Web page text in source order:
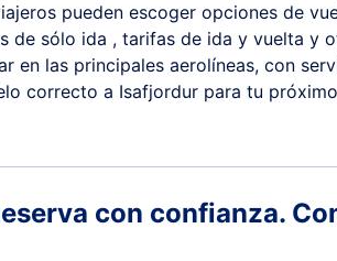
pueden escoger opciones de
de sólo ida , tarifas de ida y vuelta y
en las principales aerolíneas, con
correcto a Isafjordur para tu
con confianza.